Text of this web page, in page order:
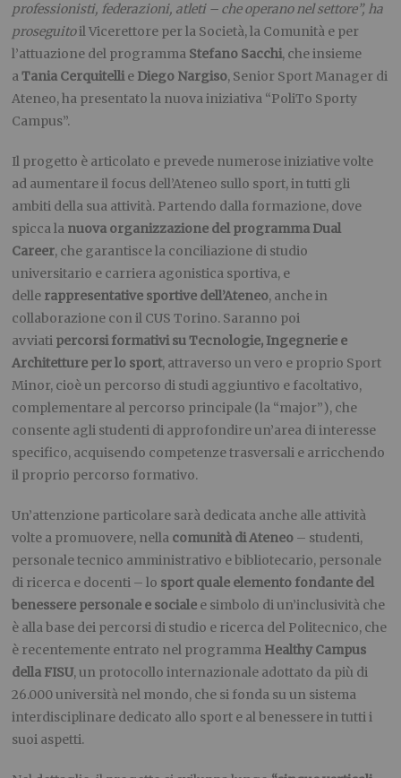
professionisti, federazioni, atleti – che operano nel settore”, ha
proseguitoil Vicerettore per la Società, la Comunità e per
l’attuazione del programma Stefano Sacchi, che insieme
aTania Cerquitellie Diego Nargiso, Senior Sport Manager di
Ateneo, ha presentato la nuova iniziativa “PoliTo Sporty
Campus”.
Il progetto è articolato e prevede numerose iniziative volte
ad aumentare il focus dell’Ateneo sullo sport, in tutti gli
ambiti della sua attività. Partendo dalla formazione, dove
spicca la nuova organizzazione del programma Dual
Career, che garantisce la conciliazione di studio
universitario e carriera agonistica sportiva, e
delle rappresentative sportive dell’Ateneo, anche in
collaborazione con il CUS Torino. Saranno poi
avviati percorsi formativi su Tecnologie, Ingegnerie e
Architetture per lo sport, attraverso un vero e proprio Sport
Minor, cioè un percorso di studi aggiuntivo e facoltativo,
complementare al percorso principale (la “major”), che
consente agli studenti di approfondire un’area di interesse
specifico, acquisendo competenze trasversali e arricchendo
il proprio percorso formativo.
Un’attenzione particolare sarà dedicata anche alle attività
volte a promuovere, nella comunità di Ateneo – studenti,
personale tecnico amministrativo e bibliotecario, personale
di ricerca e docenti – lo sport quale elemento fondante del
benessere personale e sociale e simbolo di un’inclusività che
è alla base dei percorsi di studio e ricerca del Politecnico, che
è recentemente entrato nel programma Healthy Campus
della FISU, un protocollo internazionale adottato da più di
26.000 università nel mondo, che si fonda su un sistema
interdisciplinare dedicato allo sport e al benessere in tutti i
suoi aspetti.